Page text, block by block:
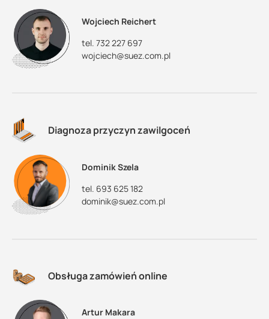
Wojciech Reichert
tel. 732 227 697
wojciech@suez.com.pl
Diagnoza przyczyn zawilgoceń
Dominik Szela
tel. 693 625 182
dominik@suez.com.pl
Obsługa zamówień online
Artur Makara